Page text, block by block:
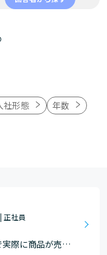
社形態
年数
正社員
際に商品が売れ